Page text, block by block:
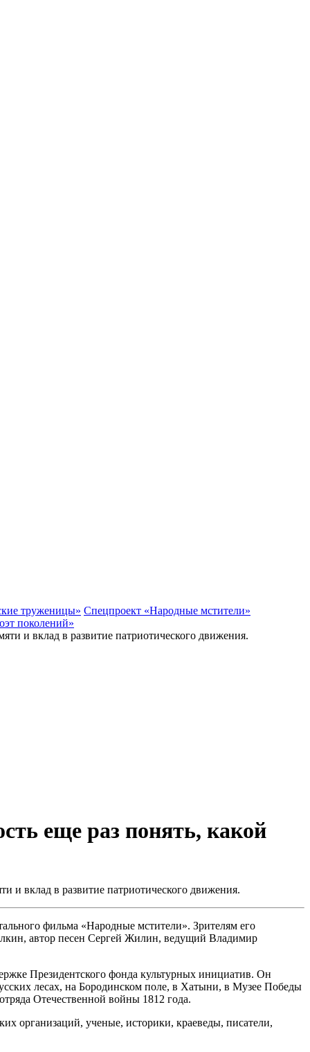
труженицы» Спецпроект «Народные мстители»
поколений»
еще раз понять, какой
и вклад в развитие патриотического движения.
фильма «Народные мстители». Зрителям его
автор песен Сергей Жилин, ведущий Владимир
Президентского фонда культурных инициатив. Он
лесах, на Бородинском поле, в Хатыни, в Музее Победы
Отечественной войны 1812 года.
организаций, ученые, историки, краеведы, писатели,